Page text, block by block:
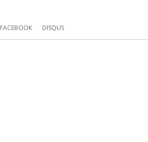
FACEBOOK DISQUS